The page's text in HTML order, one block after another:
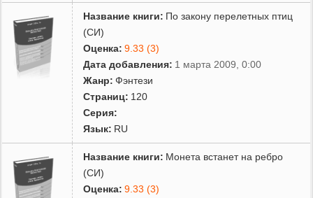
Название книги: По закону перелетных птиц
(СИ)
Оценка: 9.33 (3)
Дата добавления: 1 марта 2009, 0:00
Жанр: Фэнтези
Страниц: 120
Серия:
Язык: RU
Название книги: Монета встанет на ребро
(СИ)
Оценка: 9.33 (3)